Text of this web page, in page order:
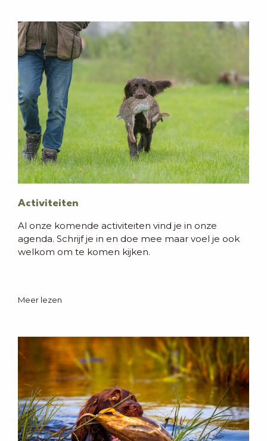
Activiteiten
Al onze komende activiteiten vind je in onze
agenda. Schrijf je in en doe mee maar voel je ook
welkom om te komen kijken.
Meer lezen